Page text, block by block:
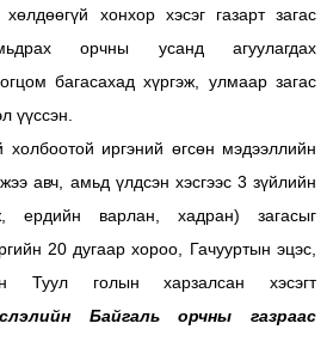
хонхор хэсэг газарт загас
орчны усанд агуулагдах
багасахад хүргэж, улмаар загас
үүссэн.
иргэний өгсөн мэдээллийн
авч, амьд үлдсэн хэсгээс 3 зүйлийн
ердийн варлан, хадран) загасыг
20 дугаар хороо, Гачууртын эцэс,
Туул голын харзалсан хэсэгт
Байгаль орчны газраас